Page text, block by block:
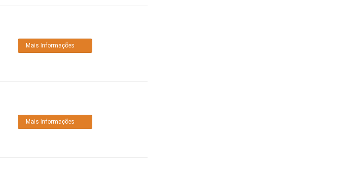
Mais Informações
Mais Informações